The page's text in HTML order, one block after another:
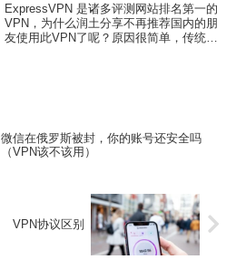
ExpressVPN 是诸多评测网站排名第一的
VPN，为什么润土分享不再推荐国内的朋
友使用此VPN了呢？原因很简单，传统的
微信在俄罗斯被封，你的账号还安全吗
（VPN该不该用）
VPN协议区别